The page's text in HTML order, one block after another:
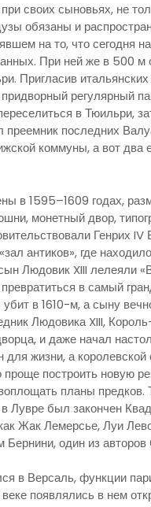
своих сыновьях, не
обязаны и
на то, что сегодня
При ней же в 500 м
Пригласив
регулярный
в Тюильри,
последних
коммуны, а вот два
в 1595–1609 годах,
монетный двор,
Генрих
антиков», где
Людовик XIII лелеяли
в самый
в 1610-м, а сыну
Людовика XIII,
и даже начал
для жизни, а
построить новую
планы
Лувре был закончен
Жак Лемерсье, Луи
один из
в Версаль, функции
появлялись в нем